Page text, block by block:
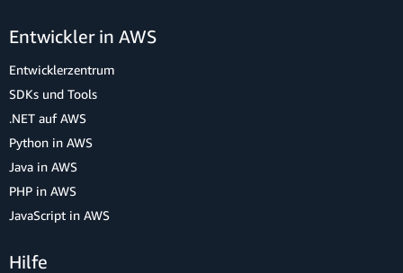
Entwickler in AWS
Entwicklerzentrum
SDKs und Tools
.NET auf AWS
Python in AWS
Java in AWS
PHP in AWS
JavaScript in AWS
Hilfe